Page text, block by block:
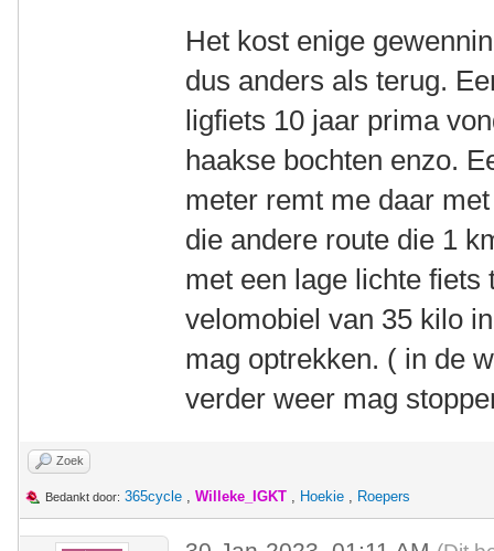
Het kost enige
dus anders als terug.
ligfiets 10 jaar prima
haakse bochten enzo.
meter remt me daar
die andere route die 1
met een lage lichte fiets
velomobiel van 35 kilo
mag optrekken. ( in de
verder weer mag
Zoek
Bedankt door: 365cycle , Willeke_IGKT , Hoekie , Roepers